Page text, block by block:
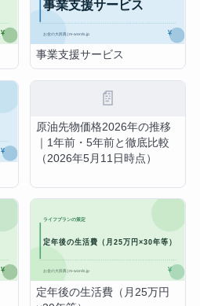
事業支援サービス
📄
原油先物価格2026年の推移
｜1年前・5年前と徹底比較
（2026年5月11日時点）
定年後の生活費（月25万円